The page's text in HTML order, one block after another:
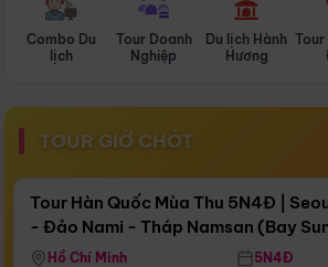
Combo Du
lịch
Tour Doanh
Nghiệp
Du lịch Hành
Hương
Tour
TOUR GIỜ CHÓT
Còn16 ngày 08:08:22
Bay Sun Phuquoc Airways
Tour Hàn Quốc Mùa Thu 5N4Đ |
- Đảo Nami - Tháp Namsan (Bay
Airways)
Hồ Chí Minh 5N4Đ